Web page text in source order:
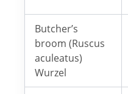
Butcher’s
broom (Ruscus
aculeatus)
Wurzel